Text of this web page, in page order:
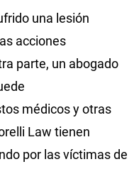
una lesión
acciones
parte, un abogado
médicos y otras
Law tienen
por las víctimas de